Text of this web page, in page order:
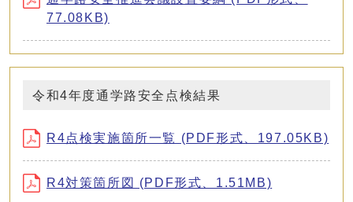
77.08KB)
令和4年度通学路安全点検結果
R4点検実施箇所一覧 (PDF形式、197.05KB)
R4対策箇所図 (PDF形式、1.51MB)